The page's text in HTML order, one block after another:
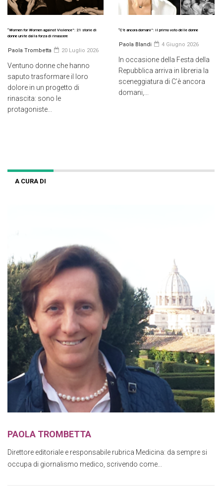
“Women for Women against Violence”: 21 storie di
donne unite dalla forza di rinascere
Paola Trombetta 20 Luglio 2026
Ventuno donne che hanno
saputo trasformare il loro
dolore in un progetto di
rinascita: sono le
protagoniste...
“C’è ancora domani”: il primo voto delle donne
Paola Blandi 4 Giugno 2026
In occasione della Festa della
Repubblica arriva in libreria la
sceneggiatura di C’è ancora
domani,...
A CURA DI
PAOLA TROMBETTA
Direttore editoriale e responsabile rubrica Medicina: da sempre si
occupa di giornalismo medico, scrivendo come...